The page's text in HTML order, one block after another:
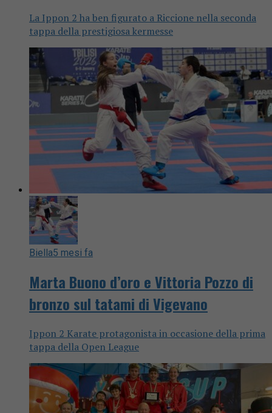
La Ippon 2 ha ben figurato a Riccione nella seconda
tappa della prestigiosa kermesse
Biella5 mesi fa
Marta Buono d’oro e Vittoria Pozzo di
bronzo sul tatami di Vigevano
Ippon 2 Karate protagonista in occasione della prima
tappa della Open League